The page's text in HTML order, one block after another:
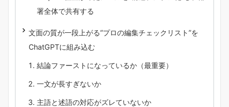
署全体で共有する
文面の質が一段上がる“プロの編集チェックリスト”を
ChatGPTに組み込む
結論ファーストになっているか（最重要）
一文が長すぎないか
主語と述語の対応がズレていないか